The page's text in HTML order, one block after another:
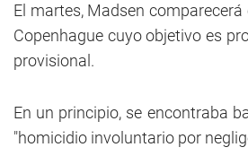
El martes, Madsen
Copenhague cuyo objetivo es
provisional.
En un principio, se encontraba
"homicidio involuntario por